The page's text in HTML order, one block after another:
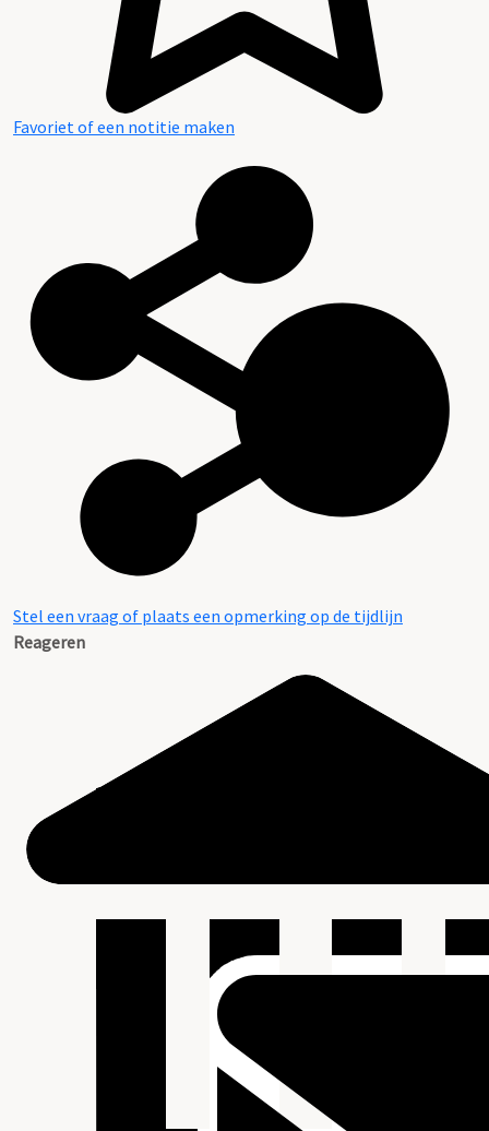
Favoriet of een notitie maken
Stel een vraag of plaats een opmerking op de tijdlijn
Reageren